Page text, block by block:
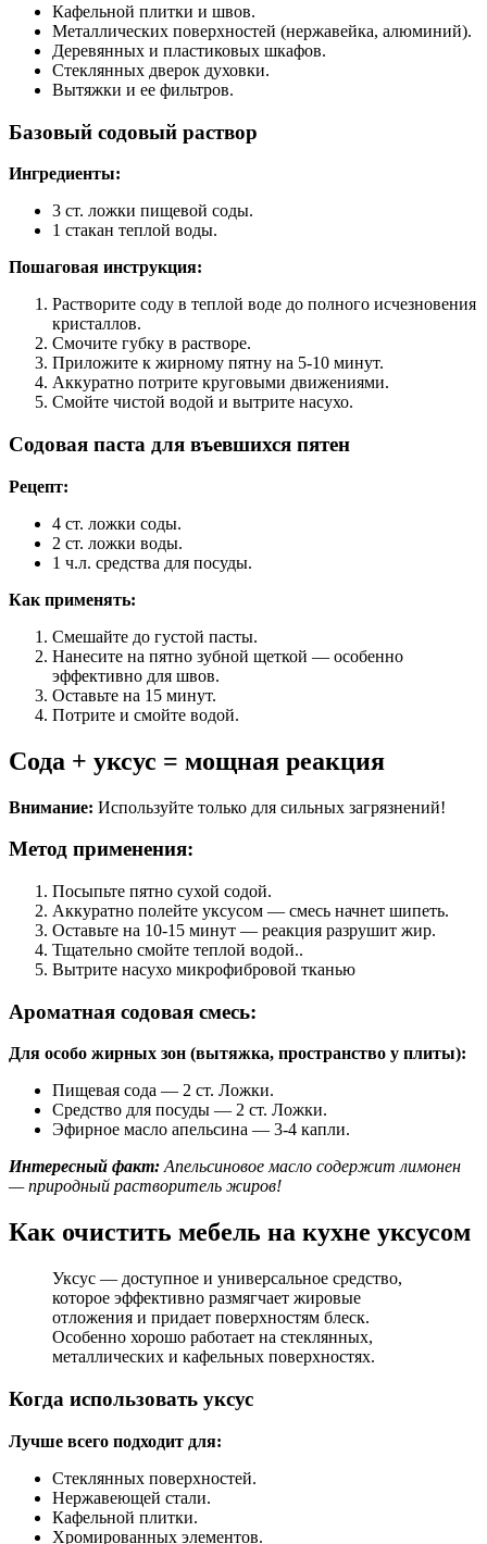
Кафельной плитки и швов.
Металлических поверхностей (нержавейка, алюминий).
Деревянных и пластиковых шкафов.
Стеклянных дверок духовки.
Вытяжки и ее фильтров.
Базовый содовый раствор
Ингредиенты:
3 ст. ложки пищевой соды.
1 стакан теплой воды.
Пошаговая инструкция:
Растворите соду в теплой воде до полного исчезновения
кристаллов.
Смочите губку в растворе.
Приложите к жирному пятну на 5-10 минут.
Аккуратно потрите круговыми движениями.
Смойте чистой водой и вытрите насухо.
Содовая паста для въевшихся пятен
Рецепт:
4 ст. ложки соды.
2 ст. ложки воды.
1 ч.л. средства для посуды.
Как применять:
Смешайте до густой пасты.
Нанесите на пятно зубной щеткой — особенно
эффективно для швов.
Оставьте на 15 минут.
Потрите и смойте водой.
Сода + уксус = мощная реакция
Внимание: Используйте только для сильных загрязнений!
Метод применения:
Посыпьте пятно сухой содой.
Аккуратно полейте уксусом — смесь начнет шипеть.
Оставьте на 10-15 минут — реакция разрушит жир.
Тщательно смойте теплой водой..
Вытрите насухо микрофибровой тканью
Ароматная содовая смесь:
Для особо жирных зон (вытяжка, пространство у плиты):
Пищевая сода — 2 ст. Ложки.
Средство для посуды — 2 ст. Ложки.
Эфирное масло апельсина — 3-4 капли.
Интересный факт:Апельсиновое масло содержит лимонен
— природный растворитель жиров!
Как очистить мебель на кухне уксусом
Уксус — доступное и универсальное средство,
которое эффективно размягчает жировые
отложения и придает поверхностям блеск.
Особенно хорошо работает на стеклянных,
металлических и кафельных поверхностях.
Когда использовать уксус
Лучше всего подходит для:
Стеклянных поверхностей.
Нержавеющей стали.
Кафельной плитки.
Хромированных элементов.